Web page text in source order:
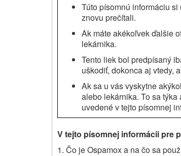
Túto písomnú informáciu
znovu prečítali.
Ak máte akékoľvek ďalšie
lekárnika.
Tento liek bol predpísaný
uškodiť, dokonca aj vtedy,
Ak sa u vás vyskytne
alebo lekárnika. To sa
uvedené v tejto písomnej
V tejto písomnej informácii pre
1. Čo je Ospamox a na čo sa